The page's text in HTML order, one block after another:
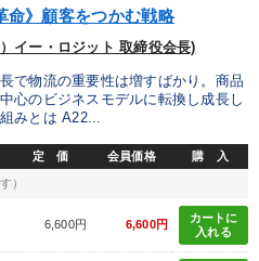
命》顧客をつかむ戦略
イー・ロジット 取締役会長)
で物流の重要性は増すばかり。商品
心のビジネスモデルに転換し成長し
みとは A22...
定 価 会員価格 購 入
）
6,600円 6,600円
カートに
入れる